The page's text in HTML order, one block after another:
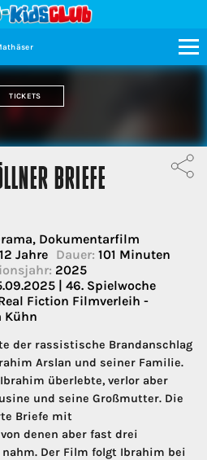
TICKETS
BRIEFE
Dokumentarfilm
Jahre Dauer: 101 Minuten
2025
| 46. Spielwoche
Fiction Filmverleih -
Kühn
der rassistische Brandanschlag
Arslan und seiner Familie.
überlebte, verlor aber
und seine Großmutter. Die
Briefe mit
denen aber fast drei
Der Film folgt Ibrahim bei